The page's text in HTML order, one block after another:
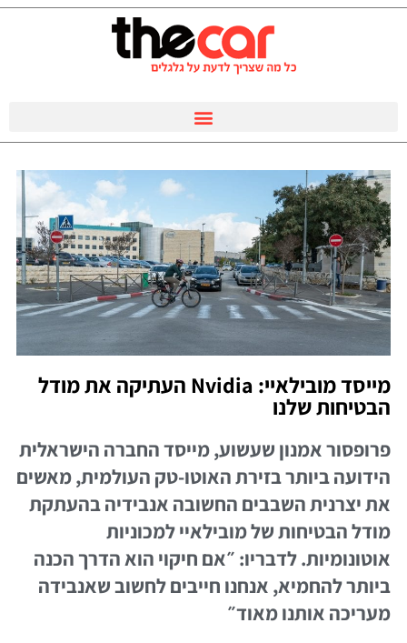
מייסד מובילאיי: Nvidia העתיקה את מודל
שלנו
אמנון שעשוע, מייסד החברה הישראלית
ביותר בזירת האוטו-טק העולמית, מאשים
יצרנית השבבים החשובה אנבידיה בהעתקת
הבטיחות של מובילאיי למכוניות
לדבריו: ״אם חיקוי הוא הדרך הכנה
להחמיא, אנחנו חייבים לחשוב שאנבידה
אותנו מאוד״